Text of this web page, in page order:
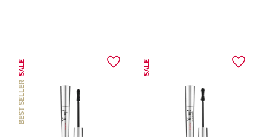
BEST SELLER
SALE SALE